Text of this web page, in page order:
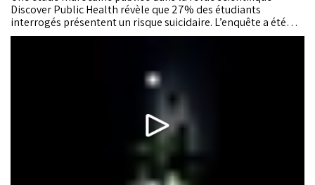
Discover Public Health révèle que 27% des étudiants
interrogés présentent un risque suicidaire. L’enquête a été
menée auprès de 1.191 étudiants de l’Université Abdelmalek